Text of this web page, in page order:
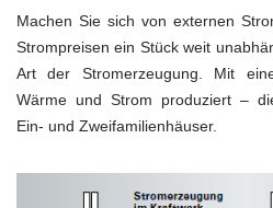
Machen Sie sich von externen
Strompreisen ein Stück weit
Art der Stromerzeugung. Mit
Wärme und Strom produziert –
Ein- und Zweifamilienhäuser.